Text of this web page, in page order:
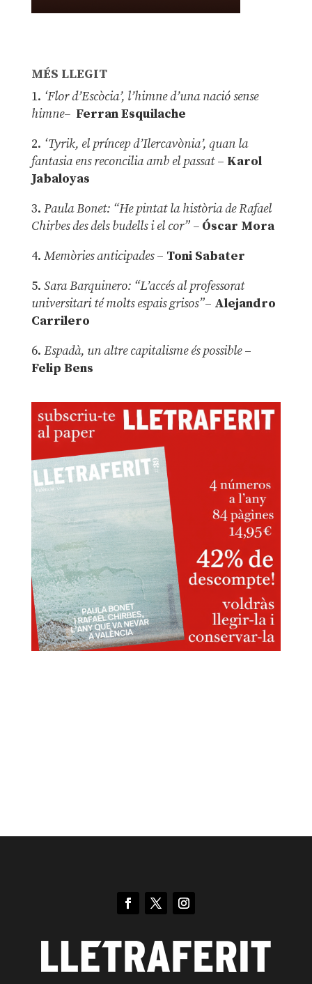
MÉS LLEGIT
1. ‘Flor d’Escòcia’, l’himne d’una nació sense
himne– Ferran Esquilache
2. ‘Tyrik, el príncep d’Ilercavònia’, quan la
fantasia ens reconcilia amb el passat– Karol
Jabaloyas
3. Paula Bonet: “He pintat la història de Rafael
Chirbes des dels budells i el cor” –Óscar Mora
4. Memòries anticipades– Toni Sabater
5. Sara Barquinero: “L’accés al professorat
universitari té molts espais grisos”– Alejandro
Carrilero
6. Espadà, un altre capitalisme és possible –
Felip Bens